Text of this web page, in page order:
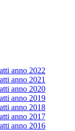
anno 2022
anno 2021
anno 2020
anno 2019
anno 2018
anno 2017
anno 2016